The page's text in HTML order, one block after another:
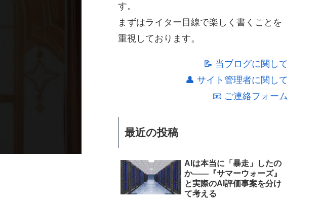
す。
まずはライター目線で楽しく書くことを
重視しております。
📝 当ブログに関して
👤 サイト管理者に関して
📧 ご連絡フォーム
最近の投稿
AIは本当に「暴走」したの
か――『サマーウォーズ』
と実際のAI評価事案を分け
て考える